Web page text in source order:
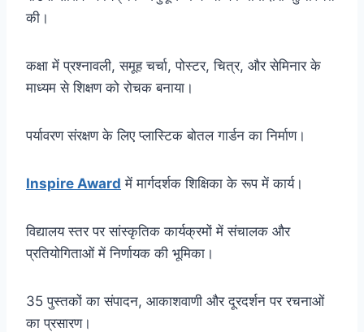
की।
कक्षा में प्रश्नावली, समूह चर्चा, पोस्टर, चित्र, और सेमिनार के
माध्यम से शिक्षण को रोचक बनाया।
पर्यावरण संरक्षण के लिए प्लास्टिक बोतल गार्डन का निर्माण।
Inspire Award में मार्गदर्शक शिक्षिका के रूप में कार्य।
विद्यालय स्तर पर सांस्कृतिक कार्यक्रमों में संचालक और
प्रतियोगिताओं में निर्णायक की भूमिका।
35 पुस्तकों का संपादन, आकाशवाणी और दूरदर्शन पर रचनाओं
का प्रसारण।